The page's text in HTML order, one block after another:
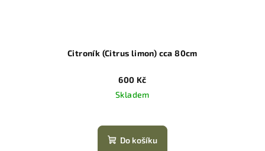
Citroník (Citrus limon) cca 80cm
600 Kč
Skladem
Do košíku